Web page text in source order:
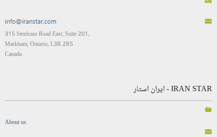
315 Steelcase Road East, Suite 201,
Markham, Ontario, L3R 2R5
Canada
IRAN STAR - ایران استار
About us